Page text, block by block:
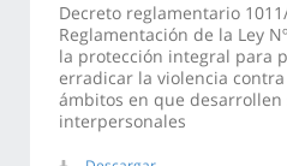
Decreto reglamentario
Reglamentación de la Ley
la protección integral para
erradicar la violencia
ámbitos en que desarrollen
interpersonales